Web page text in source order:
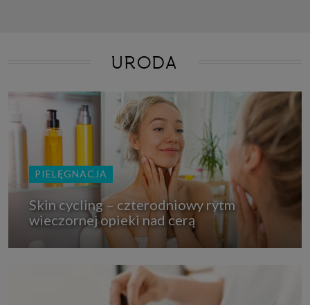
URODA
PIELĘGNACJA
Skin cycling – czterodniowy rytm
wieczornej opieki nad cerą